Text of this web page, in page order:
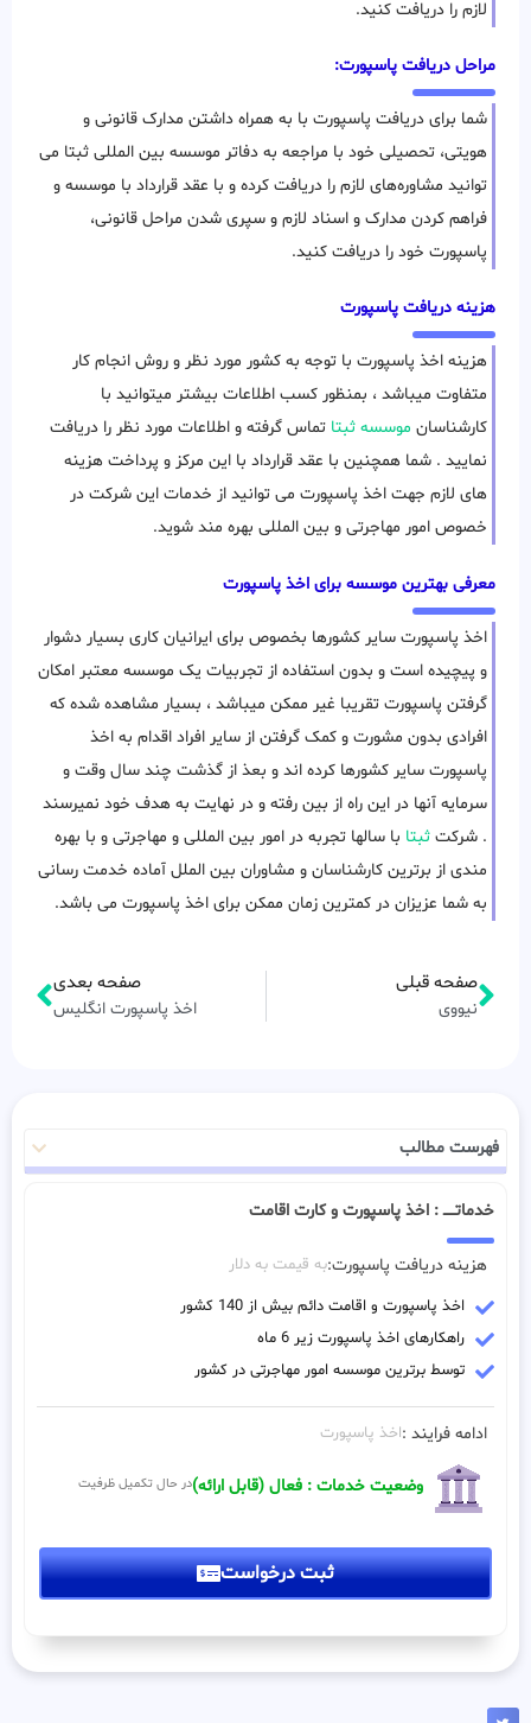
لازم را دریافت کنید.
مراحل دریافت پاسپورت:
شما برای دریافت پاسپورت با به همراه داشتن مدارک قانونی و
هویتی، تحصیلی خود با مراجعه به دفاتر موسسه بین المللی ثبتا می
توانید مشاوره‌های لازم را دریافت کرده و با عقد قرارداد با موسسه و
فراهم کردن مدارک و اسناد لازم و سپری شدن مراحل قانونی،
پاسپورت خود را دریافت کنید.
هزینه دریافت پاسپورت
هزینه اخذ پاسپورت با توجه به کشور مورد نظر و روش انجام کار
متفاوت میباشد ، بمنظور کسب اطلاعات بیشتر میتوانید با
کارشناسان موسسه ثبتا تماس گرفته و اطلاعات مورد نظر را دریافت
نمایید . شما همچنین با عقد قرارداد با این مرکز و پرداخت هزینه
های لازم جهت اخذ پاسپورت می توانید از خدمات این شرکت در
خصوص امور مهاجرتی و بین المللی بهره مند شوید.
معرفی بهترین موسسه برای اخذ پاسپورت
اخذ پاسپورت سایر کشورها بخصوص برای ایرانیان کاری بسیار دشوار
و پیچیده است و بدون استفاده از تجربیات یک موسسه معتبر امکان
گرفتن پاسپورت تقریبا غیر ممکن میباشد ، بسیار مشاهده شده که
افرادی بدون مشورت و کمک گرفتن از سایر افراد اقدام به اخذ
پاسپورت سایر کشورها کرده اند و بعذ از گذشت چند سال وقت و
سرمایه آنها در این راه از بین رفته و در نهایت به هدف خود نمیرسند
. شرکت ثبتا با سالها تجربه در امور بین المللی و مهاجرتی و با بهره
مندی از برترین کارشناسان و مشاوران بین الملل آماده خدمت رسانی
به شما عزیزان در کمترین زمان ممکن برای اخذ پاسپورت می باشد.
صفحه قبلی
نیووی
صفحه بعدی
اخذ پاسپورت انگلیس
فهرست مطالب
خدماتـــــ : اخذ پاسپورت و کارت اقامت
هزینه دریافت پاسپورت:به قیمت به دلار
اخذ پاسپورت و اقامت دائم بیش از 140 کشور
راهکارهای اخذ پاسپورت زیر 6 ماه
توسط برترین موسسه امور مهاجرتی در کشور
ادامه فرایند :اخذ پاسپورت
وضعیت خدمات : فعال (قابل ارائه)در حال تکمیل ظرفیت
ثبت درخواست